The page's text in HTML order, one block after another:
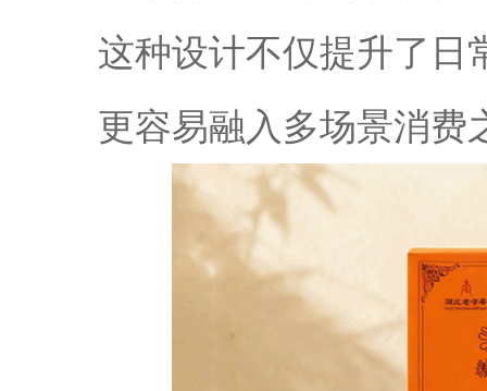
这种设计不仅提升了日
更容易融入多场景消费